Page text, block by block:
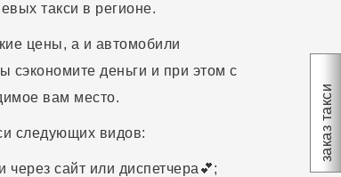
заказ такси
такси в регионе.
цены, а и автомобили
сэкономите деньги и при этом с
вам место.
следующих видов:
через сайт или диспетчера💕;